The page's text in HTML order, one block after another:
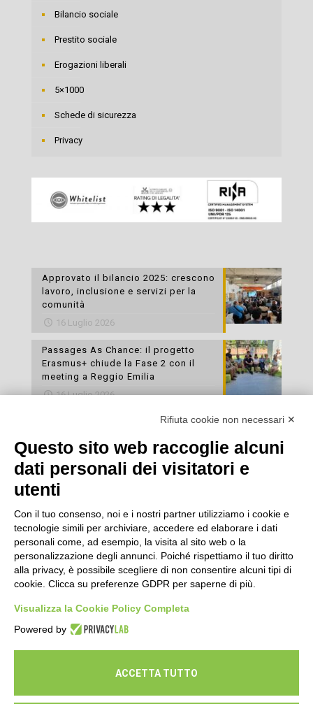
Bilancio sociale
Prestito sociale
Erogazioni liberali
5×1000
Schede di sicurezza
Privacy
Approvato il bilancio 2025: crescono
lavoro, inclusione e servizi per la
comunità
16 Luglio 2026
Passages As Chance: il progetto
Erasmus+ chiude la Fase 2 con il
meeting a Reggio Emilia
16 Luglio 2026
Esami di laboratorio preventivi
cura della propria salute
16 Luglio 2026
Rifiuta cookie non necessari ✕
Questo sito web raccoglie alcuni
dati personali dei visitatori e
utenti
Con il tuo consenso, noi e i nostri partner utilizziamo i cookie e
tecnologie simili per archiviare, accedere ed elaborare i dati
personali come, ad esempio, la visita al sito web o la
personalizzazione degli annunci. Poiché rispettiamo il tuo diritto
alla privacy, è possibile scegliere di non consentire alcuni tipi di
cookie. Clicca su preferenze GDPR per saperne di più.
Visualizza la Cookie Policy Completa
Powered by
ACCETTA TUTTO